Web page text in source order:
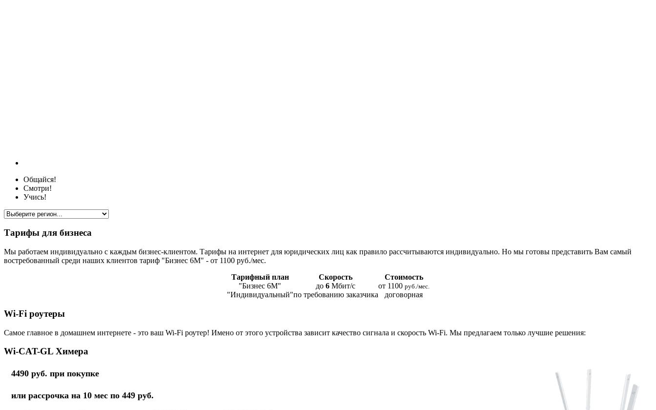
Общайся!
Смотри!
Учись!
Тарифы для бизнеса
Мы работаем индивидуально с каждым бизнес-клиентом. Тарифы на интернет для юридических лиц как правило рассчитываются индивидуально. Но мы готовы представить Вам самый
востребованный среди наших клиентов тариф "Бизнес 6М" - от 1100 руб./мес.
Тарифный план
Скорость
Стоимость
"Бизнес 6М"
до 6 Мбит/с от 1100 руб./мес.
"Индивидуальный"по требованию заказчика договорная
Wi-Fi роутеры
Самое главное в домашнем интернете - это ваш Wi-Fi роутер! Имено от этого устройства зависит качество сигнала и скорость Wi-Fi. Мы предлагаем только лучшие решения:
Wi-CAT-GL Химера
4490 руб. при покупке
или рассрочка на 10 мес по 449 руб.